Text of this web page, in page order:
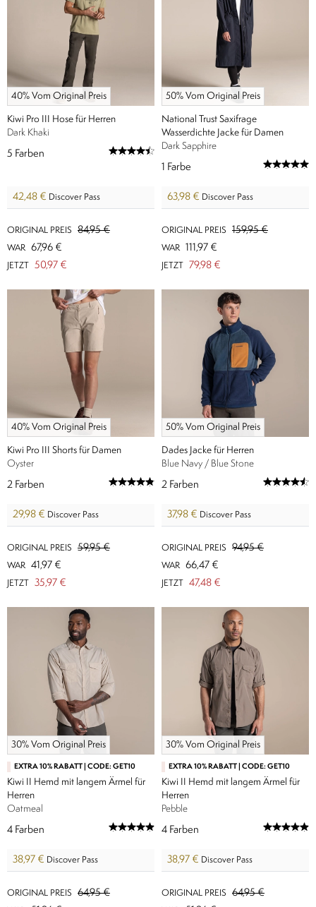
40% Vom Original Preis
Kiwi Pro III Hose für Herren
Dark Khaki
5 Farben
42,48 € Discover Pass
ORIGINAL PREIS 84,95 €
WAR 67,96 €
JETZT 50,97 €
50% Vom Original Preis
National Trust Saxifrage
Wasserdichte Jacke für Damen
Dark Sapphire
1 Farbe
63,98 € Discover Pass
ORIGINAL PREIS 159,95 €
WAR 111,97 €
JETZT 79,98 €
40% Vom Original Preis
Kiwi Pro III Shorts für Damen
Oyster
2 Farben
29,98 € Discover Pass
ORIGINAL PREIS 59,95 €
WAR 41,97 €
JETZT 35,97 €
50% Vom Original Preis
Dades Jacke für Herren
Blue Navy / Blue Stone
2 Farben
37,98 € Discover Pass
ORIGINAL PREIS 94,95 €
WAR 66,47 €
JETZT 47,48 €
30% Vom Original Preis
EXTRA 10% RABATT | CODE: GET10
Kiwi II Hemd mit langem Ärmel für
Herren
Oatmeal
4 Farben
38,97 € Discover Pass
ORIGINAL PREIS 64,95 €
30% Vom Original Preis
EXTRA 10% RABATT | CODE: GET10
Kiwi II Hemd mit langem Ärmel für
Herren
Pebble
4 Farben
38,97 € Discover Pass
ORIGINAL PREIS 64,95 €